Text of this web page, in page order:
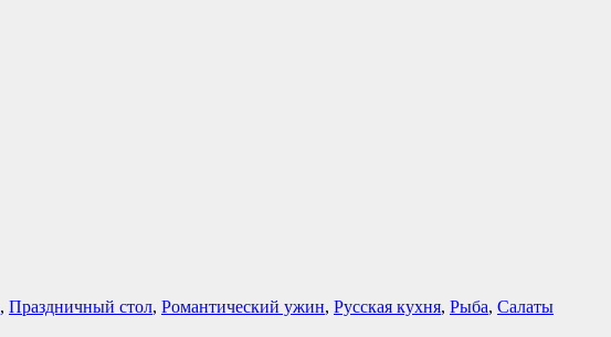
, Праздничный стол, Романтический ужин, Русская кухня, Рыба, Салаты